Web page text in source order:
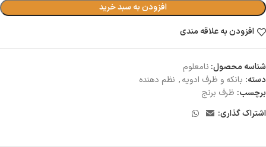
افزودن به سبد خرید
افزودن به علاقه مندی
شناسه محصول: نامعلوم
دسته: بانکه و ظرف ادویه, نظم دهنده
برچسب: ظرف برنج
اشتراک گذاری: